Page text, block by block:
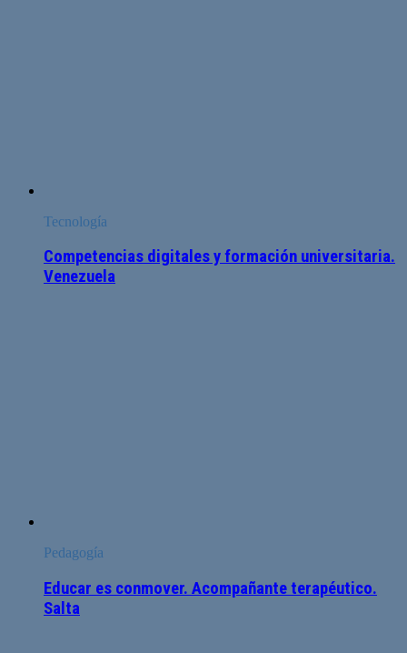
Tecnología
Competencias digitales y formación universitaria.
Venezuela
Pedagogía
Educar es conmover. Acompañante terapéutico.
Salta